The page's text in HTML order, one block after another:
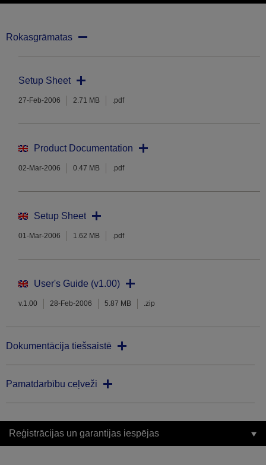
Rokasgrāmatas
Setup Sheet
27-Feb-2006 2.71 MB .pdf
Product Documentation
02-Mar-2006 0.47 MB .pdf
Setup Sheet
01-Mar-2006 1.62 MB .pdf
User's Guide (v1.00)
v.1.00 28-Feb-2006 5.87 MB .zip
Dokumentācija tiešsaistē
Pamatdarbību ceļveži
Reģistrācijas un garantijas iespējas